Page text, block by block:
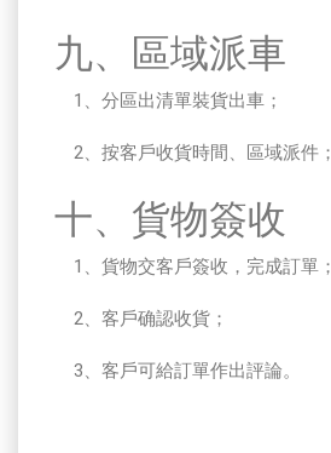
九、區域派車
1、分區出清單裝貨出車；
2、按客戶收貨時間、區域派件；
十、貨物簽收
1、貨物交客戶簽收，完成訂單；
2、客戶确認收貨；
3、客戶可給訂單作出評論。